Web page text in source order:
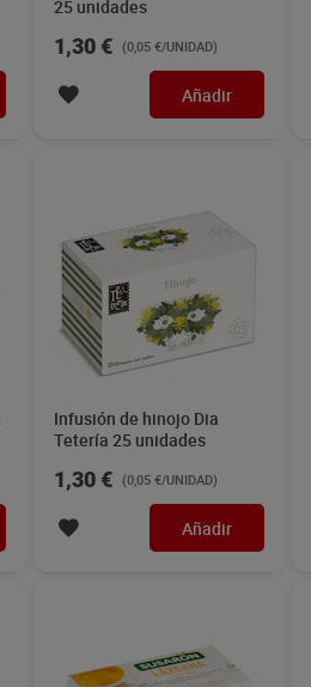
25 unidades
1,30 € (0,05 €/UNIDAD)
Añadir
Infusión de hinojo Dia
Tetería 25 unidades
1,30 € (0,05 €/UNIDAD)
Añadir